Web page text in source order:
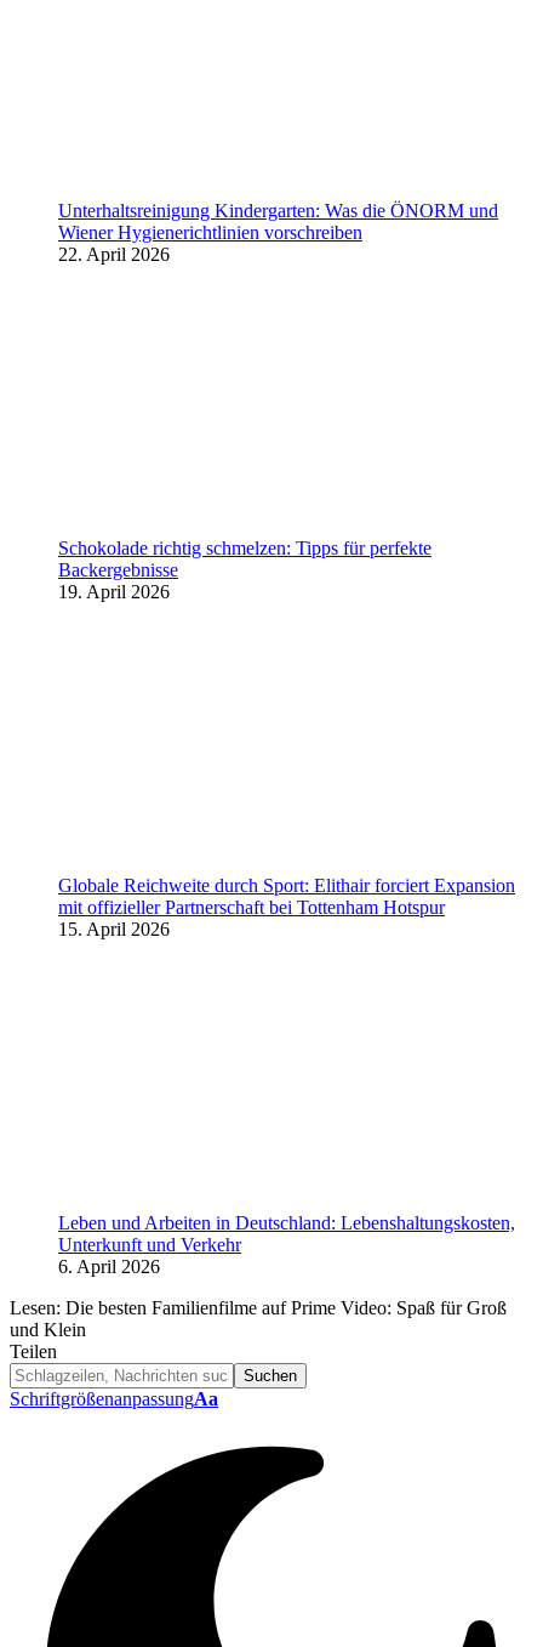
Unterhaltsreinigung Kindergarten: Was die ÖNORM und
Wiener Hygienerichtlinien vorschreiben
22. April 2026
Schokolade richtig schmelzen: Tipps für perfekte
Backergebnisse
19. April 2026
Globale Reichweite durch Sport: Elithair forciert Expansion
mit offizieller Partnerschaft bei Tottenham Hotspur
15. April 2026
Leben und Arbeiten in Deutschland: Lebenshaltungskosten,
Unterkunft und Verkehr
6. April 2026
Lesen: Die besten Familienfilme auf Prime Video: Spaß für Groß
und Klein
Teilen
SchriftgrößenanpassungAa